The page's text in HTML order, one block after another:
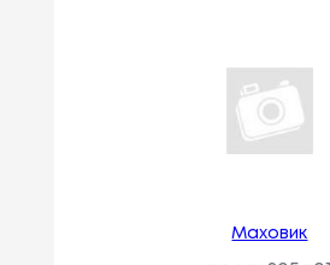
Маховик